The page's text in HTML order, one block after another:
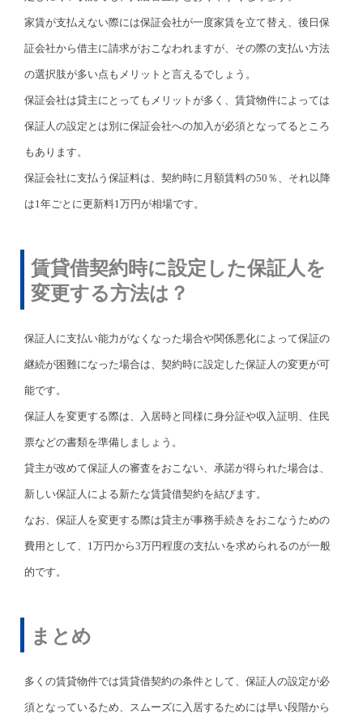
家賃が支払えない際には保証会社が一度家賃を立て替え、後日保
証会社から借主に請求がおこなわれますが、その際の支払い方法
の選択肢が多い点もメリットと言えるでしょう。
保証会社は貸主にとってもメリットが多く、賃貸物件によっては
保証人の設定とは別に保証会社への加入が必須となってるところ
もあります。
保証会社に支払う保証料は、契約時に月額賃料の50％、それ以降
は1年ごとに更新料1万円が相場です。
賃貸借契約時に設定した保証人を
変更する方法は？
保証人に支払い能力がなくなった場合や関係悪化によって保証の
継続が困難になった場合は、契約時に設定した保証人の変更が可
能です。
保証人を変更する際は、入居時と同様に身分証や収入証明、住民
票などの書類を準備しましょう。
貸主が改めて保証人の審査をおこない、承諾が得られた場合は、
新しい保証人による新たな賃貸借契約を結びます。
なお、保証人を変更する際は貸主が事務手続きをおこなうための
費用として、1万円から3万円程度の支払いを求められるのが一般
的です。
まとめ
多くの賃貸物件では賃貸借契約の条件として、保証人の設定が必
須となっているため、スムーズに入居するためには早い段階から